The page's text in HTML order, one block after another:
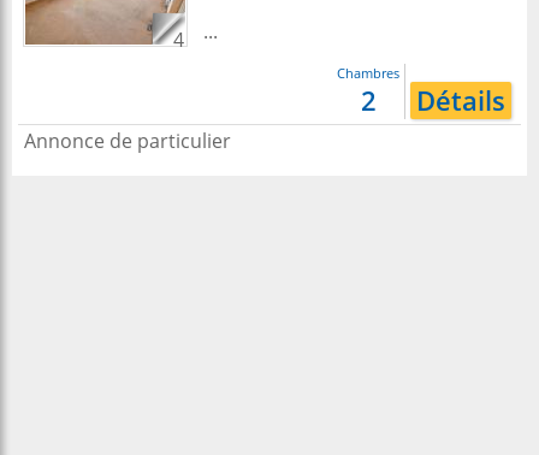
4
...
Chambres
2 Détails
Annonce de particulier